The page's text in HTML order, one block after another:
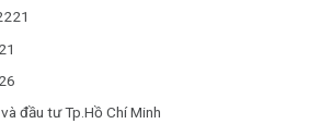
đầu tư Tp.Hồ Chí Minh